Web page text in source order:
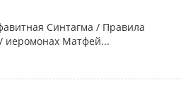
Синтагма / Правила
иеромонах Матфей...